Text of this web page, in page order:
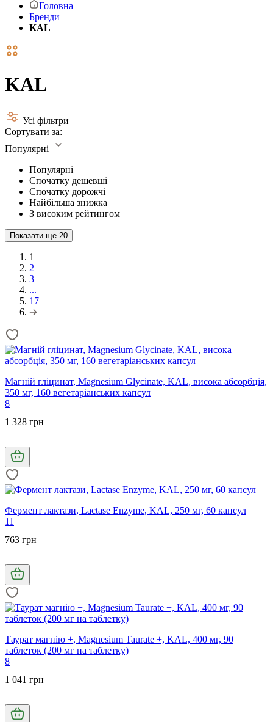
Головна
Бренди
KAL
KAL
Усі фільтри
Сортувати за:
Популярні
Популярні
Спочатку дешевші
Спочатку дорожчі
Найбільша знижка
З високим рейтингом
Показати ще 20
1
2
3
...
17
Магній гліцинат, Magnesium Glycinate, KAL, висока абсорбція,
350 мг, 160 вегетаріанських капсул
8
1 328 грн
Фермент лактази, Lactase Enzyme, KAL, 250 мг, 60 капсул
11
763 грн
Таурат магнію +, Magnesium Taurate +, KAL, 400 мг, 90
таблеток (200 мг на таблетку)
8
1 041 грн